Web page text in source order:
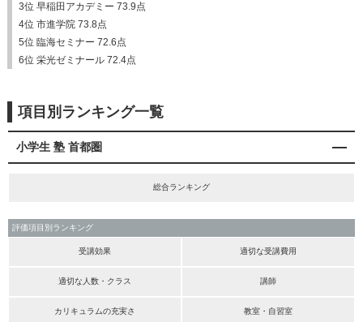
3位 早稲田アカデミー 73.9点
4位 市進学院 73.8点
5位 臨海セミナー 72.6点
6位 栄光ゼミナール 72.4点
項目別ランキング一覧
小学生 塾 首都圏
総合ランキング
評価項目別ランキング
受講効果 適切な受講費用
適切な人数・クラス 講師
カリキュラムの充実さ 教室・自習室